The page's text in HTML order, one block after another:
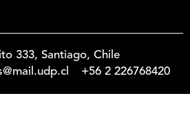
333, Santiago, Chile
+56 2 226768420